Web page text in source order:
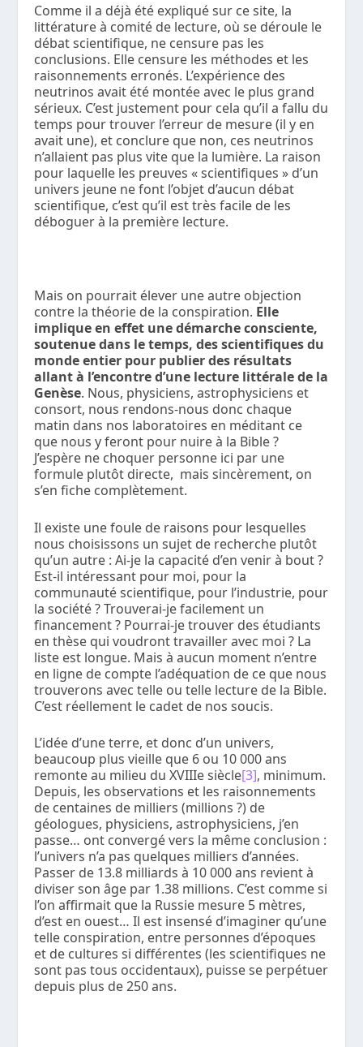
Comme il a déjà été expliqué sur ce site, la
littérature à comité de lecture, où se déroule le
débat scientifique, ne censure pas les
conclusions. Elle censure les méthodes et les
raisonnements erronés. L’expérience des
neutrinos avait été montée avec le plus grand
sérieux. C’est justement pour cela qu’il a fallu du
temps pour trouver l’erreur de mesure (il y en
avait une), et conclure que non, ces neutrinos
n’allaient pas plus vite que la lumière. La raison
pour laquelle les preuves « scientifiques » d’un
univers jeune ne font l’objet d’aucun débat
scientifique, c’est qu’il est très facile de les
déboguer à la première lecture.
Mais on pourrait élever une autre objection
contre la théorie de la conspiration. Elle
implique en effet une démarche consciente,
soutenue dans le temps, des scientifiques du
monde entier pour publier des résultats
allant à l’encontre d’une lecture littérale de la
Genèse. Nous, physiciens, astrophysiciens et
consort, nous rendons-nous donc chaque
matin dans nos laboratoires en méditant ce
que nous y feront pour nuire à la Bible ?
J’espère ne choquer personne ici par une
formule plutôt directe, mais sincèrement, on
s’en fiche complètement.
Il existe une foule de raisons pour lesquelles
nous choisissons un sujet de recherche plutôt
qu’un autre : Ai-je la capacité d’en venir à bout ?
Est-il intéressant pour moi, pour la
communauté scientifique, pour l’industrie, pour
la société ? Trouverai-je facilement un
financement ? Pourrai-je trouver des étudiants
en thèse qui voudront travailler avec moi ? La
liste est longue. Mais à aucun moment n’entre
en ligne de compte l’adéquation de ce que nous
trouverons avec telle ou telle lecture de la Bible.
C’est réellement le cadet de nos soucis.
L’idée d’une terre, et donc d’un univers,
beaucoup plus vieille que 6 ou 10 000 ans
remonte au milieu du XVIIIe siècle[3], minimum.
Depuis, les observations et les raisonnements
de centaines de milliers (millions ?) de
géologues, physiciens, astrophysiciens, j’en
passe… ont convergé vers la même conclusion :
l’univers n’a pas quelques milliers d’années.
Passer de 13.8 milliards à 10 000 ans revient à
diviser son âge par 1.38 millions. C’est comme si
l’on affirmait que la Russie mesure 5 mètres,
d’est en ouest… Il est insensé d’imaginer qu’une
telle conspiration, entre personnes d’époques
et de cultures si différentes (les scientifiques ne
sont pas tous occidentaux), puisse se perpétuer
depuis plus de 250 ans.